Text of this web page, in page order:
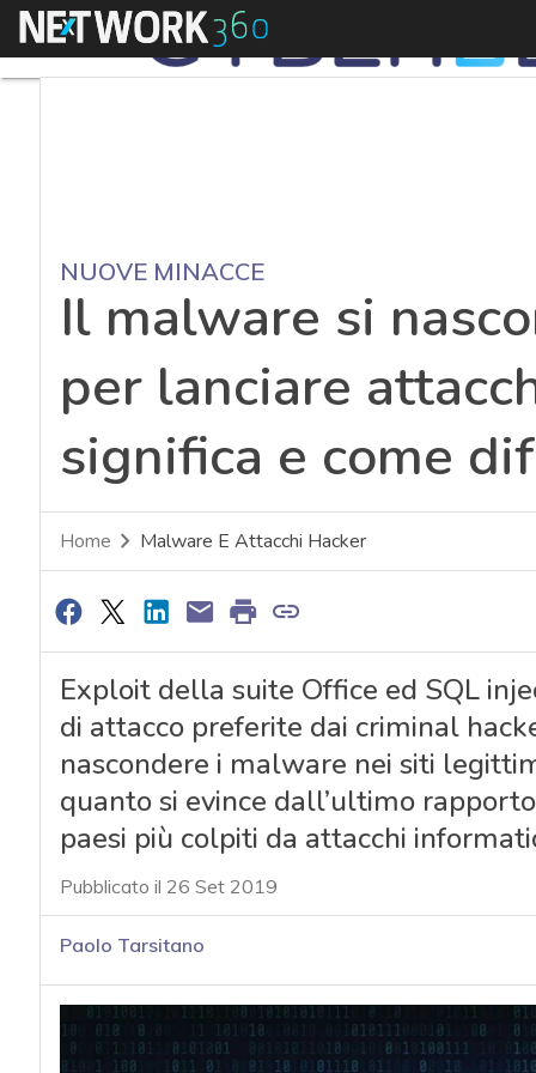
Menu
NUOVE MINACCE
Il malware si
per lanciare
significa e come
Home Malware E Attacchi Hacker
Exploit della suite Office ed SQL
di attacco preferite dai criminal
nascondere i malware nei siti
quanto si evince dall’ultimo
paesi più colpiti da attacchi
Pubblicato il 26 Set 2019
Paolo Tarsitano